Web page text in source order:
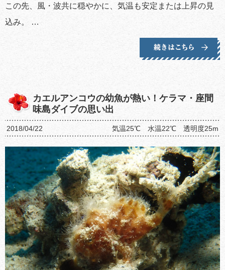
この先、風・波共に穏やかに、気温も安定または上昇の見
込み。 …
カエルアンコウの幼魚が熱い！ケラマ・座間
味島ダイブの思い出
2018/04/22 気温25℃ 水温22℃ 透明度25m